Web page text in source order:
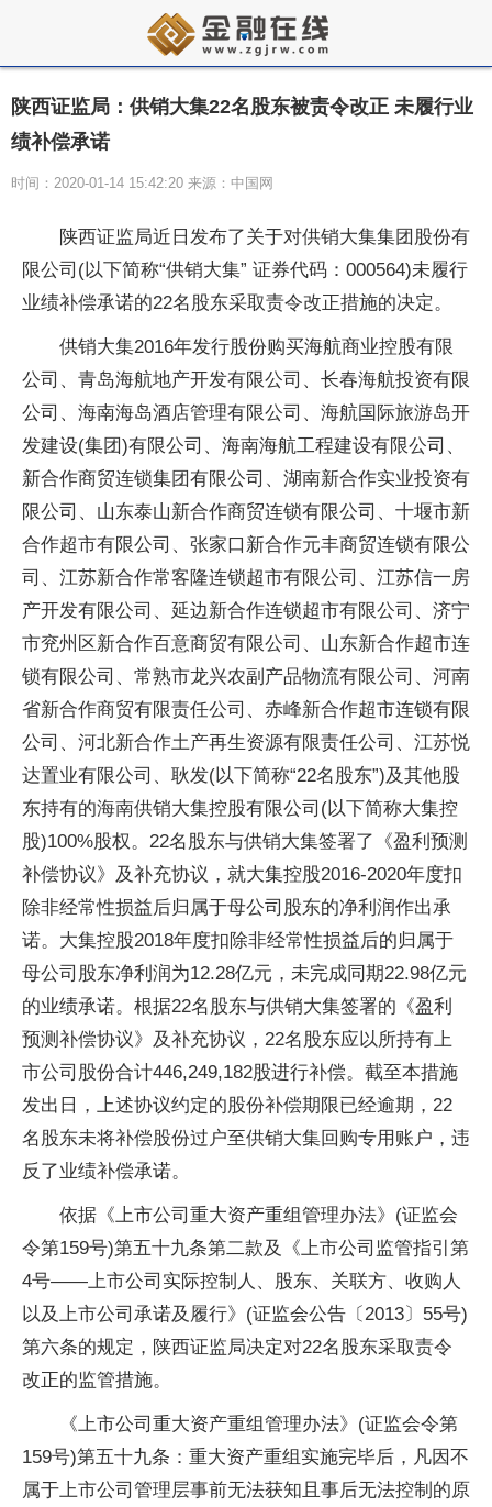
陕西证监局：供销大集22名股东被责令改正 未履行业
绩补偿承诺
时间：2020-01-14 15:42:20 来源：中国网
陕西证监局近日发布了关于对供销大集集团股份有
限公司(以下简称“供销大集” 证券代码：000564)未履行
业绩补偿承诺的22名股东采取责令改正措施的决定。
供销大集2016年发行股份购买海航商业控股有限
公司、青岛海航地产开发有限公司、长春海航投资有限
公司、海南海岛酒店管理有限公司、海航国际旅游岛开
发建设(集团)有限公司、海南海航工程建设有限公司、
新合作商贸连锁集团有限公司、湖南新合作实业投资有
限公司、山东泰山新合作商贸连锁有限公司、十堰市新
合作超市有限公司、张家口新合作元丰商贸连锁有限公
司、江苏新合作常客隆连锁超市有限公司、江苏信一房
产开发有限公司、延边新合作连锁超市有限公司、济宁
市兖州区新合作百意商贸有限公司、山东新合作超市连
锁有限公司、常熟市龙兴农副产品物流有限公司、河南
省新合作商贸有限责任公司、赤峰新合作超市连锁有限
公司、河北新合作土产再生资源有限责任公司、江苏悦
达置业有限公司、耿发(以下简称“22名股东”)及其他股
东持有的海南供销大集控股有限公司(以下简称大集控
股)100%股权。22名股东与供销大集签署了《盈利预测
补偿协议》及补充协议，就大集控股2016-2020年度扣
除非经常性损益后归属于母公司股东的净利润作出承
诺。大集控股2018年度扣除非经常性损益后的归属于
母公司股东净利润为12.28亿元，未完成同期22.98亿元
的业绩承诺。根据22名股东与供销大集签署的《盈利
预测补偿协议》及补充协议，22名股东应以所持有上
市公司股份合计446,249,182股进行补偿。截至本措施
发出日，上述协议约定的股份补偿期限已经逾期，22
名股东未将补偿股份过户至供销大集回购专用账户，违
反了业绩补偿承诺。
依据《上市公司重大资产重组管理办法》(证监会
令第159号)第五十九条第二款及《上市公司监管指引第
4号——上市公司实际控制人、股东、关联方、收购人
以及上市公司承诺及履行》(证监会公告〔2013〕55号)
第六条的规定，陕西证监局决定对22名股东采取责令
改正的监管措施。
《上市公司重大资产重组管理办法》(证监会令第
159号)第五十九条：重大资产重组实施完毕后，凡因不
属于上市公司管理层事前无法获知且事后无法控制的原